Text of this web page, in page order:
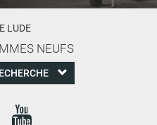
LUDE
NEUFS